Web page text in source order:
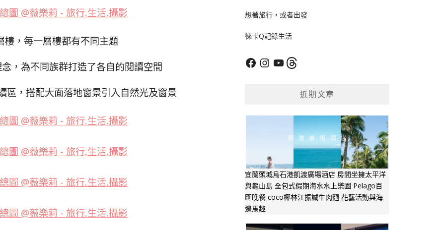
樓，每一層樓都有不同主題
，為不同族群打造了各自的閱讀空間
區，搭配大面落地窗景引入自然光及窗景
想著旅行，或者出發
徠卡Q記錄生活
FacebookInstagram
YouTubeThreads
近期文章
宜蘭頭城烏石港凱渡廣場酒店 房間坐擁太平洋
與龜山島 全包式假期海水水上樂園 Pelago百
匯晚餐 coco椰林江振誠牛肉麵 花藝活動與海
邊馬趣